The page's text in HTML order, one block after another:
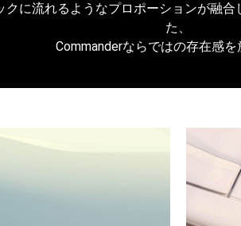
クに流れるようなプロポーションが融
た、
Commanderならではの存在感を